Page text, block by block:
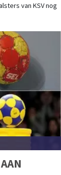
van KSV nog